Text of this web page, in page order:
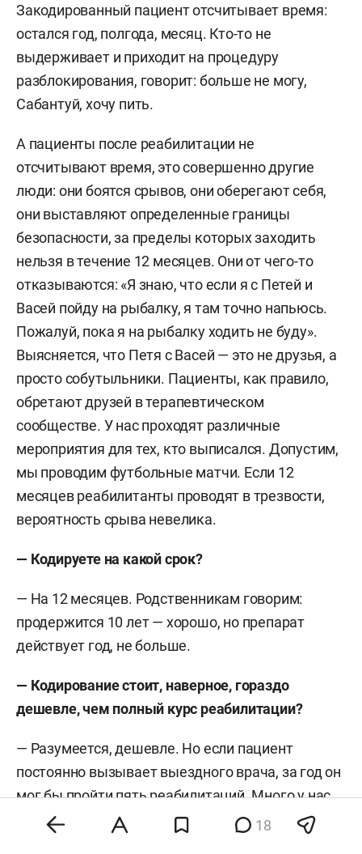
Закодированный пациент отсчитывает время:
остался год, полгода, месяц. Кто-то не
выдерживает и приходит на процедуру
разблокирования, говорит: больше не могу,
Сабантуй, хочу пить.
А пациенты после реабилитации не
отсчитывают время, это совершенно другие
люди: они боятся срывов, они оберегают себя,
они выставляют определенные границы
безопасности, за пределы которых заходить
нельзя в течение 12 месяцев. Они от чего-то
отказываются: «Я знаю, что если я с Петей и
Васей пойду на рыбалку, я там точно напьюсь.
Пожалуй, пока я на рыбалку ходить не буду».
Выясняется, что Петя с Васей — это не друзья, а
просто собутыльники. Пациенты, как правило,
обретают друзей в терапевтическом
сообществе. У нас проходят различные
мероприятия для тех, кто выписался. Допустим,
мы проводим футбольные матчи. Если 12
месяцев реабилитанты проводят в трезвости,
вероятность срыва невелика.
— Кодируете на какой срок?
— На 12 месяцев. Родственникам говорим:
продержится 10 лет — хорошо, но препарат
действует год, не больше.
— Кодирование стоит, наверное, гораздо
дешевле, чем полный курс реабилитации?
— Разумеется, дешевле. Но если пациент
постоянно вызывает выездного врача, за год он
мог бы пройти пять реабилитаций. Много у нас
таких: пришел на детокс, откапался за три-пять
18